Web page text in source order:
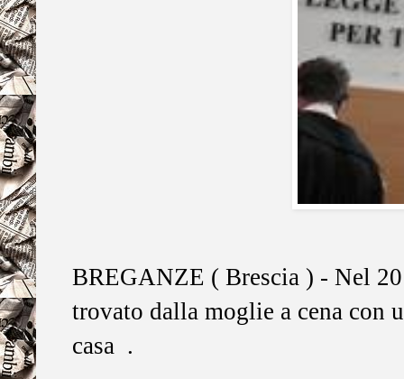
BREGANZE ( Brescia ) - Nel
trovato dalla moglie a cena con
casa .